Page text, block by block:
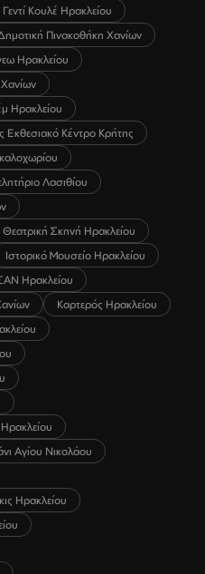
Γεντί Κουλέ Ηρακλείου
Πινακοθήκη Χανίων
Ηρακλείου
Ηρακλείου
Εκθεσιακό Κέντρο Κρήτης
Λασιθίου
Θεατρική Σκηνή Ηρακλείου
Ιστορικό Μουσείο Ηρακλείου
Ηρακλείου
Καρτερός Ηρακλείου
Αγίου Νικολάου
Ηρακλείου